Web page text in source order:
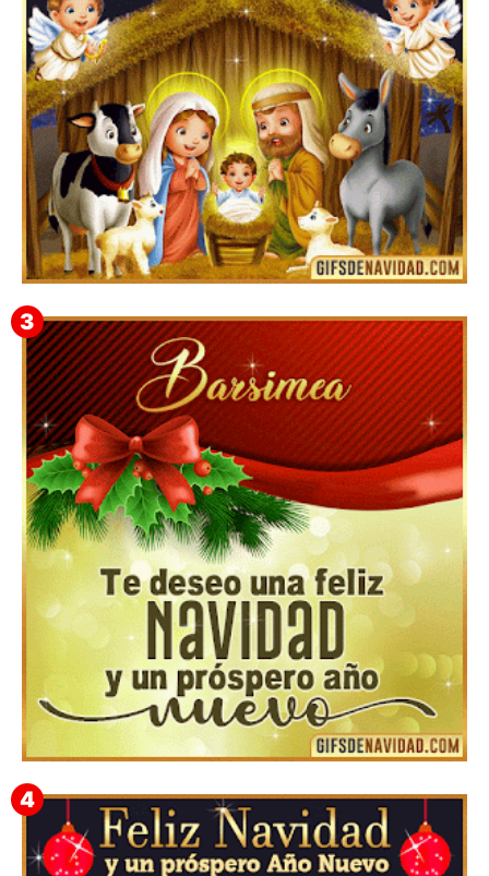
▷GIF de Feliz Navidad 2025【❤️】
Feliz Navidad y próspero Año Nuevo Nicandro